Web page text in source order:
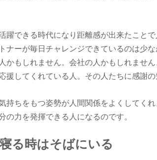
躍できる時代になり距離感が出来たこと
ナーが毎日チャレンジできているのは少
かもしれません。会社の人かもしれませ
援してくれている人。その人たちに感謝の
持ちをもつ姿勢が人間関係をよくしてく
の力を発揮できる人になるのです。
る時はそばにいる